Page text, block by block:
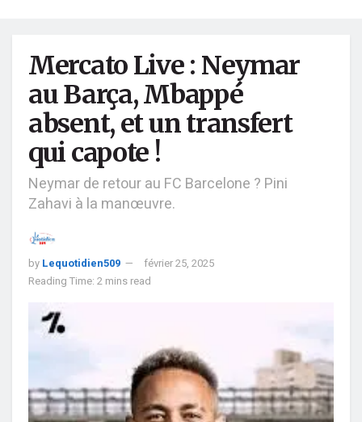
Mercato Live : Neymar
au Barça, Mbappé
absent, et un transfert
qui capote !
Neymar de retour au FC Barcelone ? Pini
Zahavi à la manœuvre.
by Lequotidien509
février 25, 2025
Reading Time: 2 mins read